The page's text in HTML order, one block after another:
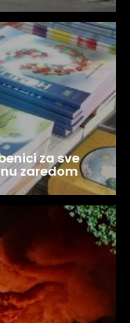
za sve
zaredom